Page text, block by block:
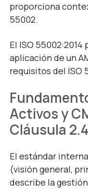
proporciona
55002.
El ISO
aplicación de un
requisitos del ISO
Activos y
Cláusula
El estándar
(visión general,
describe la